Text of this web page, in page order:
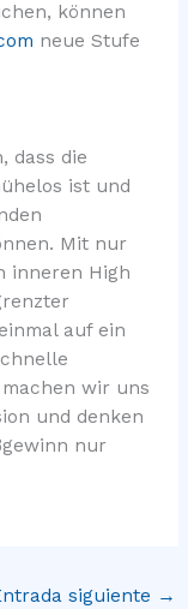
können
neue Stufe
dass die
ist und
Mit nur
inneren High
auf ein
wir uns
und denken
nur
siguiente →